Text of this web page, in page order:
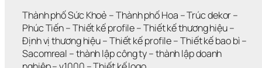
Thành phố Sức Khoẻ – Thành phố Hoa – Trúc dekor
Phúc Tiến – Thiết kế profile – Thiết kế thương hiệu
Định vị thương hiệu – Thiết kế profile – Thiết kế bao bì
Sacomreal – thành lập công ty – thành lập doanh